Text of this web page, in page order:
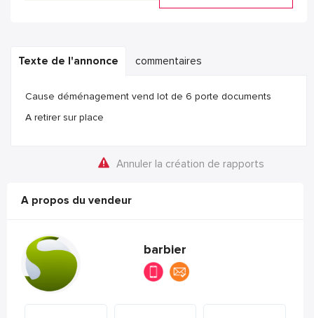
Texte de l'annonce commentaires
Cause déménagement vend lot de 6 porte documents
A retirer sur place
Annuler la création de rapports
A propos du vendeur
barbier